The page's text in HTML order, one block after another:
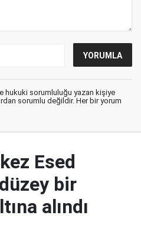
hukuki sorumluluğu yazan kişiye
sorumlu değildir. Her bir yorum
Esed
bir
alındı